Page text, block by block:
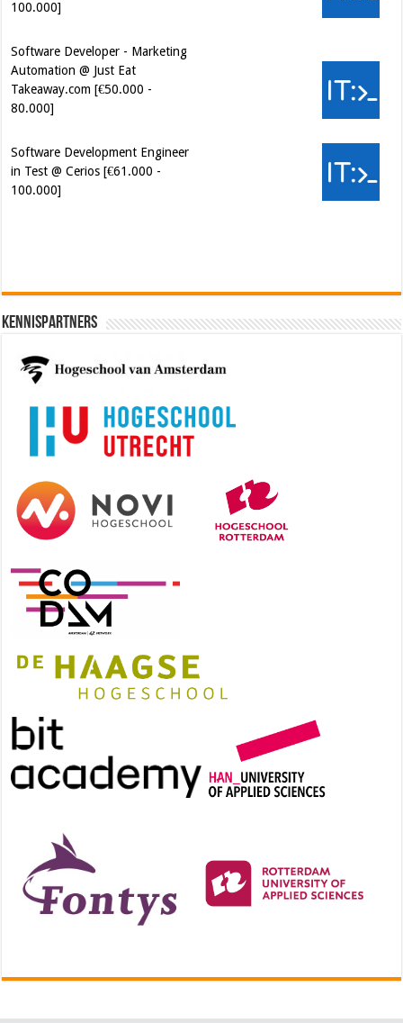
100.000]
Software Developer - Marketing
Automation @ Just Eat
Takeaway.com [€50.000 -
80.000]
Software Development Engineer
in Test @ Cerios [€61.000 -
100.000]
Kennispartners